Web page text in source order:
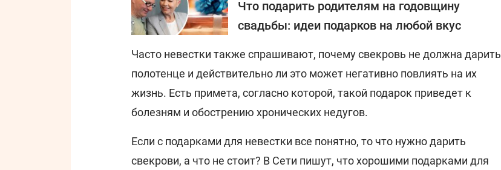
Что подарить родителям на годовщину
свадьбы: идеи подарков на любой вкус
Часто невестки также спрашивают, почему свекровь не должна дарить
полотенце и действительно ли это может негативно повлиять на их
жизнь. Есть примета, согласно которой, такой подарок приведет к
болезням и обострению хронических недугов.
Если с подарками для невестки все понятно, то что нужно дарить
свекрови, а что не стоит? В Сети пишут, что хорошими подарками для